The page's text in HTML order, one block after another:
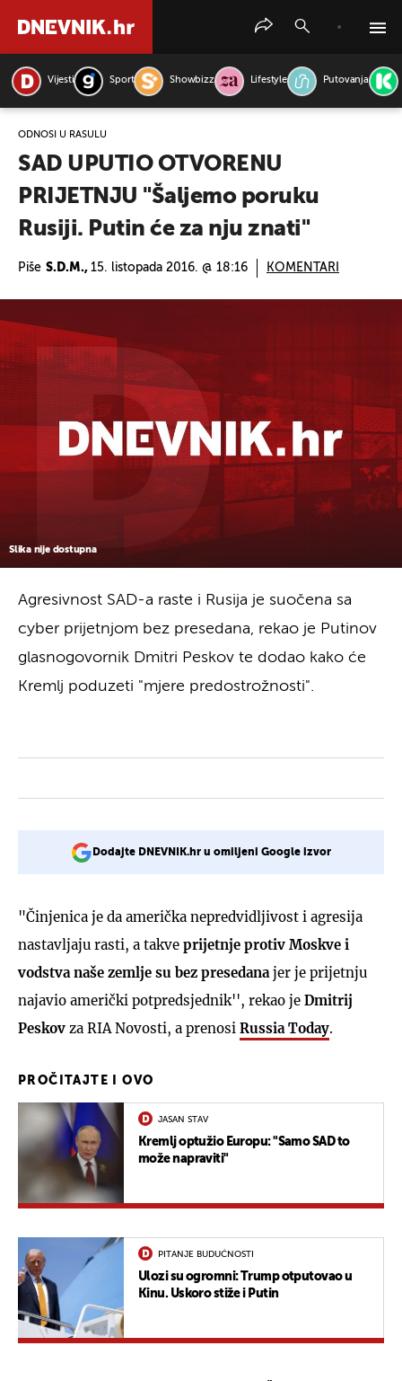
Vijesti Sport Showbizz Lifestyle Putovanja
ODNOSI U RASULU
SAD UPUTIO OTVORENU
PRIJETNJU "Šaljemo poruku
Rusiji. Putin će za nju znati"
Piše S.D.M., 15. listopada 2016. @ 18:16 KOMENTARI
Slika nije dostupna
Agresivnost SAD-a raste i Rusija je suočena sa
cyber prijetnjom bez presedana, rekao je Putinov
glasnogovornik Dmitri Peskov te dodao kako će
Kremlj poduzeti "mjere predostrožnosti".
Dodajte DNEVNIK.hr u omiljeni Google izvor
"Činjenica je da američka nepredvidljivost i agresija
nastavljaju rasti, a takve prijetnje protiv Moskve i
vodstva naše zemlje su bez presedana jer je prijetnju
najavio američki potpredsjednik'', rekao je Dmitrij
Peskov za RIA Novosti, a prenosi Russia Today.
PROČITAJTE I OVO
JASAN STAV
Kremlj optužio Europu: "Samo SAD to
može napraviti"
PITANJE BUDUĆNOSTI
Ulozi su ogromni: Trump otputovao u
Kinu. Uskoro stiže i Putin
PRETRAŽITE VIJESTI